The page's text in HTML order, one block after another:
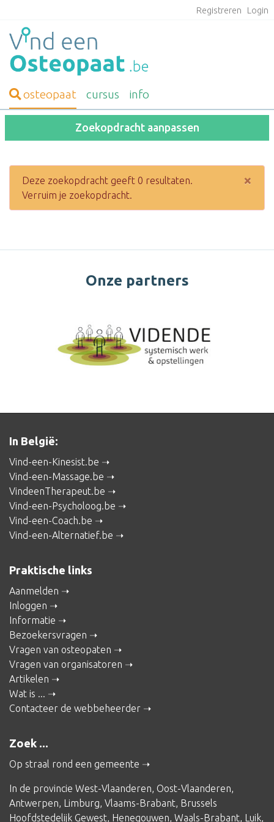
Registreren Login
osteopaat cursus info
Zoekopdracht aanpassen
Deze zoekopdracht geeft 0 resultaten.
Verruim je zoekopdracht.
×
Onze partners
In België:
Vind-een-Kinesist.be
Vind-een-Massage.be
VindeenTherapeut.be
Vind-een-Psycholoog.be
Vind-een-Coach.be
Vind-een-Alternatief.be
Praktische links
Aanmelden
Inloggen
Informatie
Bezoekersvragen
Vragen van osteopaten
Vragen van organisatoren
Artikelen
Wat is ...
Contacteer de webbeheerder
Zoek ...
Op straal rond een gemeente
In de provincie West-Vlaanderen, Oost-Vlaanderen,
Antwerpen, Limburg, Vlaams-Brabant, Brussels
Hoofdstedelijk Gewest, Henegouwen, Waals-Brabant, Luik,